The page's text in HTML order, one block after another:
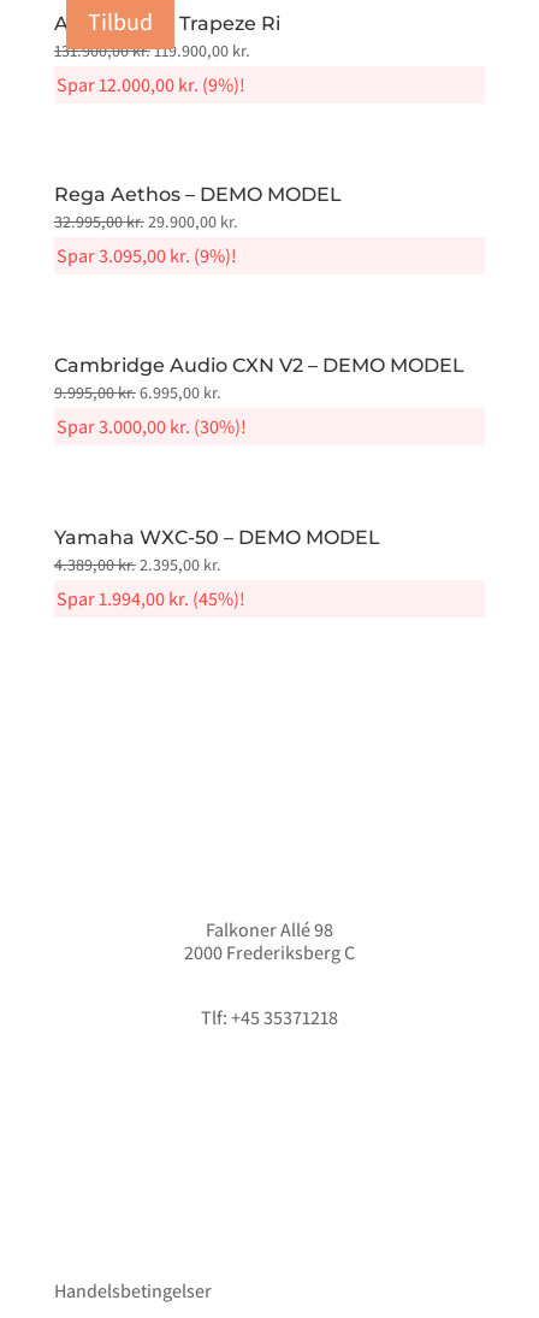
Tilbud
Audiovector Trapeze Ri
131.900,00kr.Original
price
was:
119.900,00 kr.
Spar12.000,00kr. (9%)!
Tilbud
Rega Aethos – DEMO MODEL
32.995,00kr.Original
price
29.900,00 kr.
Spar3.095,00kr. (9%)!
Tilbud
Cambridge Audio CXN V2 – DEMO MODEL
9.995,00kr.Original
price
was:
6.995,00 kr.
price
is:
Spar3.000,00kr. (30%)!
Tilbud
Yamaha WXC-50 – DEMO MODEL
4.389,00kr.Original
price
was:
2.395,00 kr.
price
is:
Spar1.994,00kr. (45%)!
Falkoner Allé 98
2000 Frederiksberg C
Tlf: +45 35371218
Handelsbetingelser